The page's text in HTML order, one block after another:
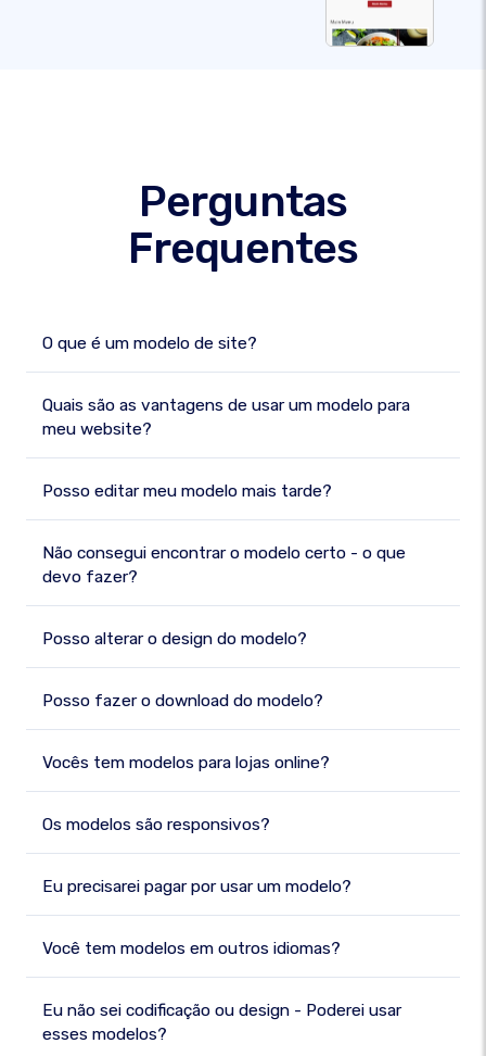
Perguntas
Frequentes
O que é um modelo de site?
Quais são as vantagens de usar um modelo para
meu website?
Posso editar meu modelo mais tarde?
Não consegui encontrar o modelo certo - o que
devo fazer?
Posso alterar o design do modelo?
Posso fazer o download do modelo?
Vocês tem modelos para lojas online?
Os modelos são responsivos?
Eu precisarei pagar por usar um modelo?
Você tem modelos em outros idiomas?
Eu não sei codificação ou design - Poderei usar
esses modelos?